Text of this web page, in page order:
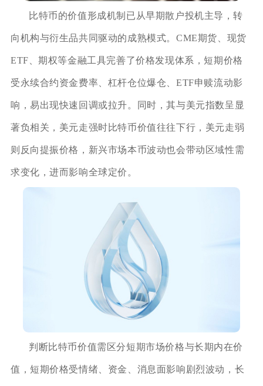
比特币的价值形成机制已从早期散户投机主导，转
向机构与衍生品共同驱动的成熟模式。CME期货、现货
ETF、期权等金融工具完善了价格发现体系，短期价格
受永续合约资金费率、杠杆仓位爆仓、ETF申赎流动影
响，易出现快速回调或拉升。同时，其与美元指数呈显
著负相关，美元走强时比特币价值往往下行，美元走弱
则反向提振价格，新兴市场本币波动也会带动区域性需
求变化，进而影响全球定价。
判断比特币价值需区分短期市场价格与长期内在价
值，短期价格受情绪、资金、消息面影响剧烈波动，长